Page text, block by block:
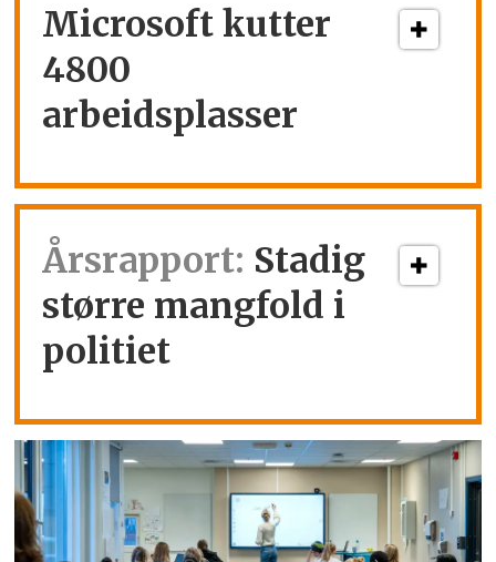
Microsoft kutter
4800
arbeidsplasser
Årsrapport: Stadig
større mangfold i
politiet